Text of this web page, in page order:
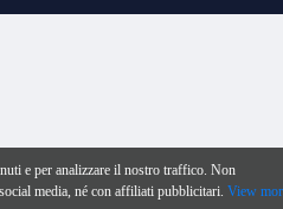
e per analizzare il nostro traffico. Non
media, né con affiliati pubblicitari. View